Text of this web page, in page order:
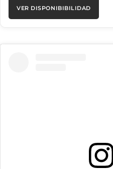
VER DISPONIBIBILIDAD